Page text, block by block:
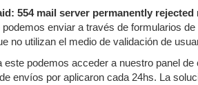
554 mail server permanently rejected
enviar a través de formularios
no utilizan el medio de validación de
podemos acceder a nuestro panel de
envíos por aplicaron cada 24hs. La